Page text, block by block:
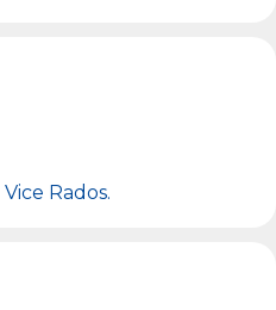
Vice Rados.